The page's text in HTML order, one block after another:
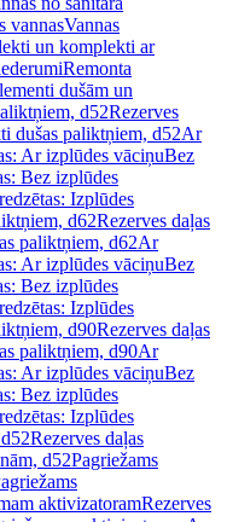
vannasVannas
un komplekti ar
Remonta
dušām un
d52Rezerves
dušas paliktņiem, d52Ar
Ar izplūdes vāciņuBez
Bez izplūdes
Izplūdes
d62Rezerves daļas
paliktņiem, d62Ar
Ar izplūdes vāciņuBez
Bez izplūdes
Izplūdes
d90Rezerves daļas
paliktņiem, d90Ar
Ar izplūdes vāciņuBez
Bez izplūdes
Izplūdes
Rezerves daļas
d52Pagriežams
aktivizatoramRezerves